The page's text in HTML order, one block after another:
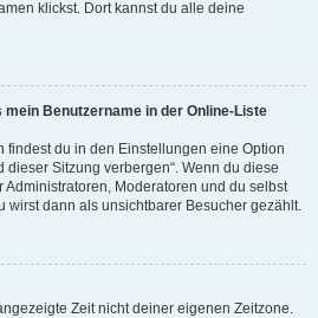
klickst. Dort kannst du alle deine
Benutzername in der Online-Liste
findest du in den Einstellungen eine Option
dieser Sitzung verbergen“. Wenn du diese
Moderatoren und du selbst
wirst dann als unsichtbarer Besucher gezählt.
Zeit nicht deiner eigenen Zeitzone.